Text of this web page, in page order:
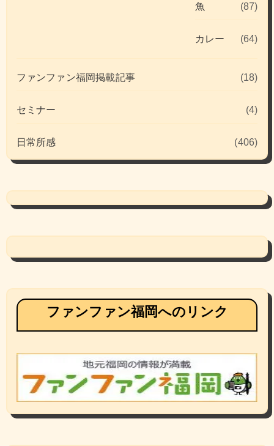
魚 (87)
カレー (64)
ファンファン福岡掲載記事 (18)
セミナー (4)
日常所感 (406)
ファンファン福岡へのリンク